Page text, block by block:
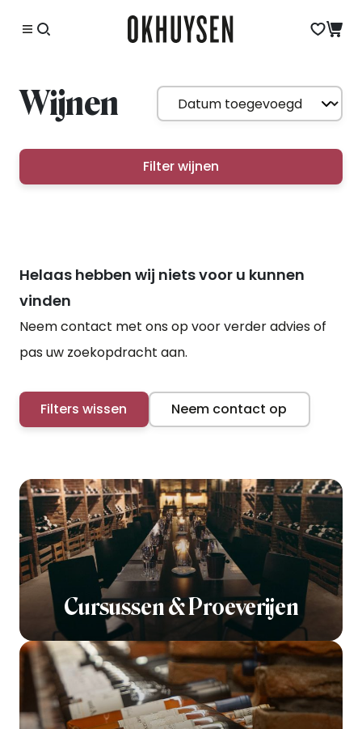
Wijnen
Filter wijnen
Helaas hebben wij niets voor u kunnen
vinden
Neem contact met ons op voor verder advies of
pas uw zoekopdracht aan.
Filters wissen Neem contact op
Cursussen & Proeverijen